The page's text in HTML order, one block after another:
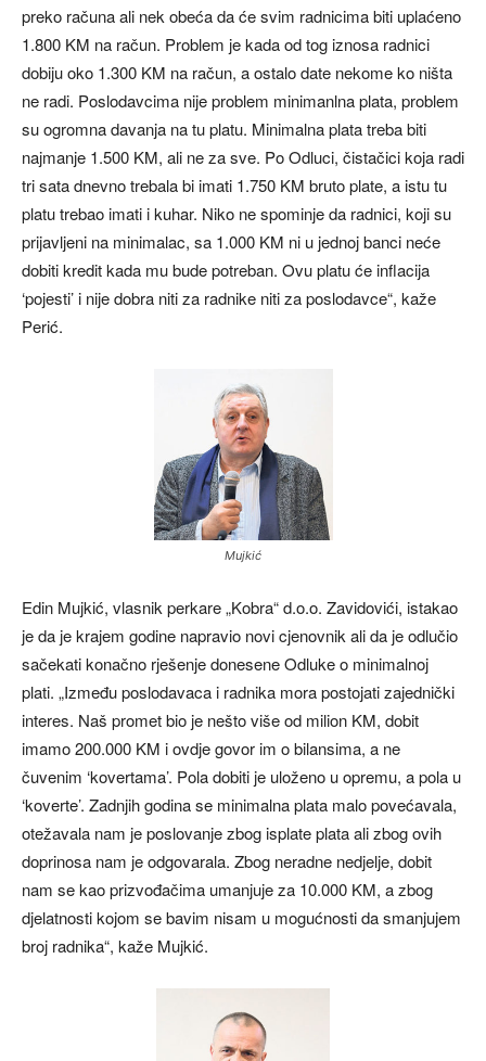
preko računa ali nek obeća da će svim radnicima biti uplaćeno
1.800 KM na račun. Problem je kada od tog iznosa radnici
dobiju oko 1.300 KM na račun, a ostalo date nekome ko ništa
ne radi. Poslodavcima nije problem minimanlna plata, problem
su ogromna davanja na tu platu. Minimalna plata treba biti
najmanje 1.500 KM, ali ne za sve. Po Odluci, čistačici koja radi
tri sata dnevno trebala bi imati 1.750 KM bruto plate, a istu tu
platu trebao imati i kuhar. Niko ne spominje da radnici, koji su
prijavljeni na minimalac, sa 1.000 KM ni u jednoj banci neće
dobiti kredit kada mu bude potreban. Ovu platu će inflacija
‘pojesti’ i nije dobra niti za radnike niti za poslodavce“, kaže
Perić.
Mujkić
Edin Mujkić, vlasnik perkare „Kobra“ d.o.o. Zavidovići, istakao
je da je krajem godine napravio novi cjenovnik ali da je odlučio
sačekati konačno rješenje donesene Odluke o minimalnoj
plati. „Između poslodavaca i radnika mora postojati zajednički
interes. Naš promet bio je nešto više od milion KM, dobit
imamo 200.000 KM i ovdje govor im o bilansima, a ne
čuvenim ‘kovertama’. Pola dobiti je uloženo u opremu, a pola u
‘koverte’. Zadnjih godina se minimalna plata malo povećavala,
otežavala nam je poslovanje zbog isplate plata ali zbog ovih
doprinosa nam je odgovarala. Zbog neradne nedjelje, dobit
nam se kao prizvođačima umanjuje za 10.000 KM, a zbog
djelatnosti kojom se bavim nisam u mogućnosti da smanjujem
broj radnika“, kaže Mujkić.